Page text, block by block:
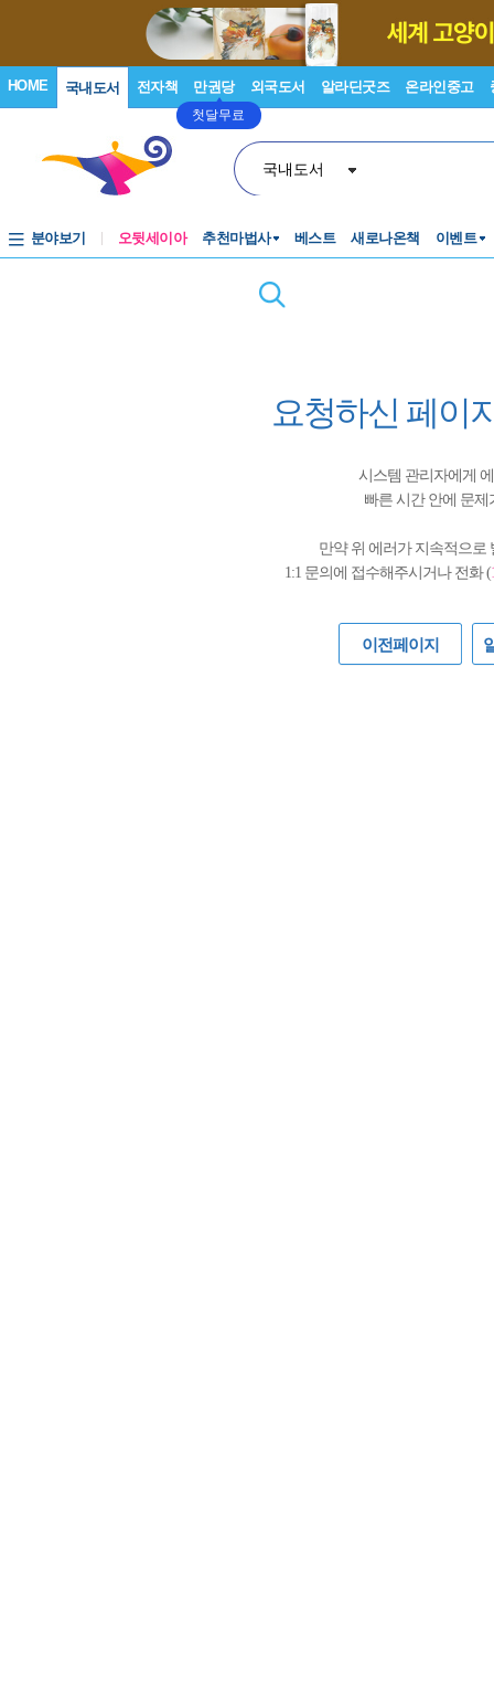
HOME 국내도서 전자책 만권당
첫달무료
외국도서 알라딘굿즈 온라인중고
국내도서
분야보기 오뒷세이아 추천마법사 베스트 새로나온책 이벤트
요청하신 페이
시스템 관리자에게
빠른 시간 안에 문
만약 위 에러가 지속적으로
1:1 문의에 접수해주시거나 전화 (
이전페이지